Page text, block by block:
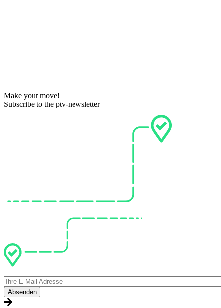
Make your move!
Subscribe to the ptv-newsletter
E-
Mail